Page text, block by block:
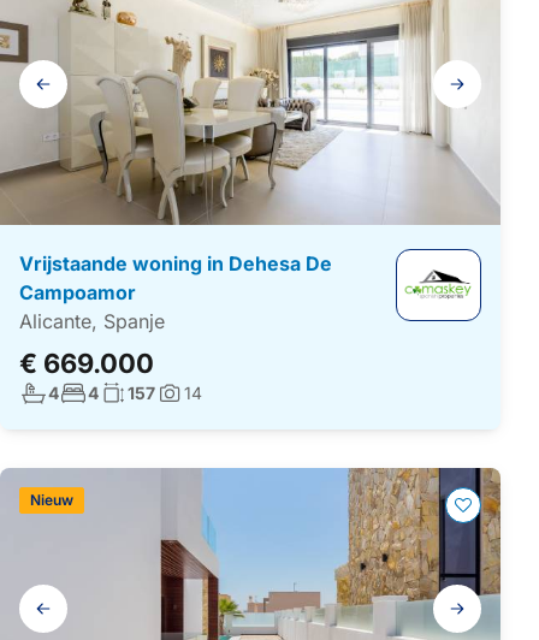
Galerij
navigatie
Vrijstaande woning in Dehesa De
Campoamor
Alicante, Spanje
€ 669.000
Aantal badkamers:
4Aantal slaapkamers:
4Woonoppervlakte:
157 Foto's:
14
Galerij
navigatie
Nieuw